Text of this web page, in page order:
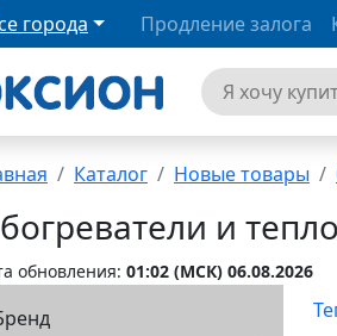
города Продление залога
Каталог Новые товары
и
обновления: 01:02 (MCК) 06.08.2026